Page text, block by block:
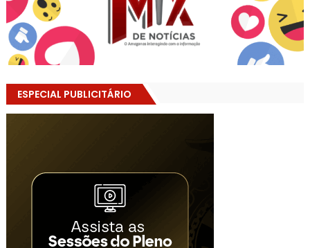
ESPECIAL PUBLICITÁRIO